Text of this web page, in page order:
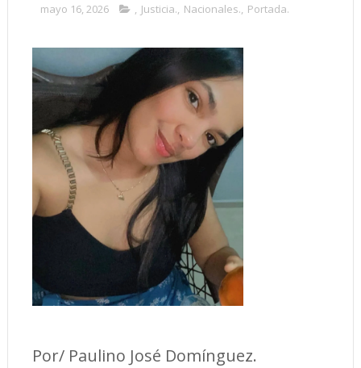
mayo 16, 2026 , Justicia., Nacionales., Portada.
Por/ Paulino José Domínguez.